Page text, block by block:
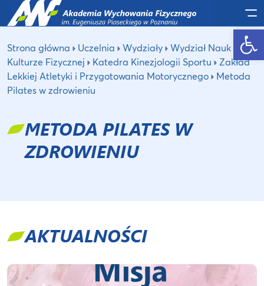
Otwórz pasek narzędzi
Strona główna Uczelnia Wydziały
Wydział Nauk o
Kulturze Fizycznej
Katedra Kinezjologii Sportu
Zakład
Lekkiej Atletyki i Przygotowania Motorycznego
Metoda
Pilates w zdrowieniu
METODA PILATES W
ZDROWIENIU
AKTUALNOŚCI